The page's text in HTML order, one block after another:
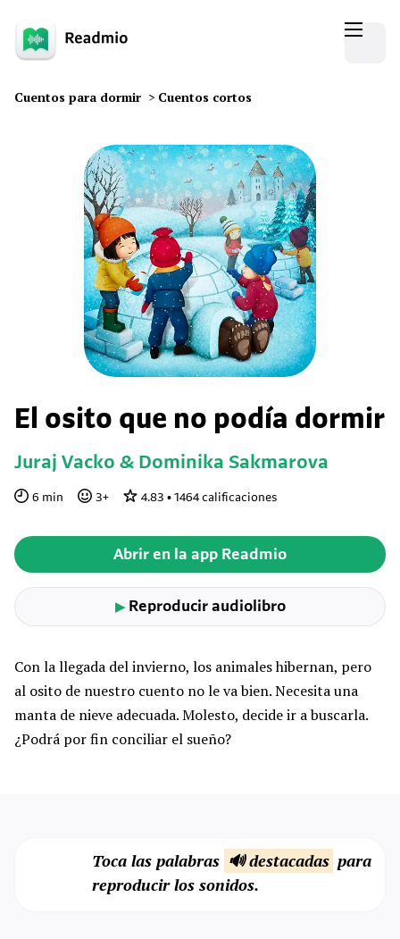
Cuentos para dormir > Cuentos cortos
El osito que no podía dormir
Juraj Vacko & Dominika Sakmarova
6 min 3+ 4.83 • 1464calificaciones
Abrir en la app Readmio
▶Reproducir audiolibro
Con la llegada del invierno, los animales hibernan, pero
al osito de nuestro cuento no le va bien. Necesita una
manta de nieve adecuada. Molesto, decide ir a buscarla.
¿Podrá por fin conciliar el sueño?
Toca las palabras 🔊 destacadas para
reproducir los sonidos.